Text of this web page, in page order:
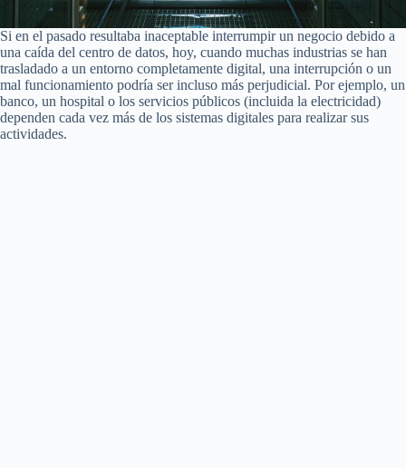
Si en el pasado resultaba inaceptable interrumpir un negocio debido a
una caída del centro de datos, hoy, cuando muchas industrias se han
trasladado a un entorno completamente digital, una interrupción o un
mal funcionamiento podría ser incluso más perjudicial. Por ejemplo, un
banco, un hospital o los servicios públicos (incluida la electricidad)
dependen cada vez más de los sistemas digitales para realizar sus
actividades.